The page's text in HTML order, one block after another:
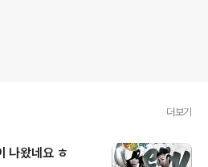
더보기
나왔네요 ㅎ